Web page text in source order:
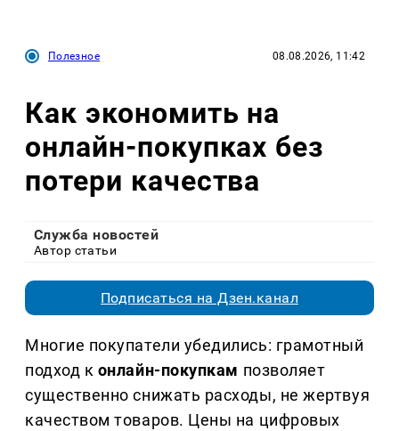
Полезное 08.08.2026, 11:42
Как экономить на
онлайн-покупках без
потери качества
Служба новостей
Автор статьи
Подписаться на Дзен.канал
Многие покупатели убедились: грамотный
подход к онлайн-покупкам позволяет
существенно снижать расходы, не жертвуя
качеством товаров. Цены на цифровых